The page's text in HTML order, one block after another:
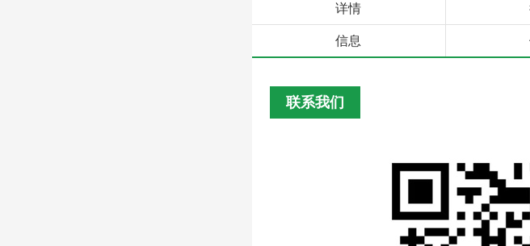
详情
信息
联系我们